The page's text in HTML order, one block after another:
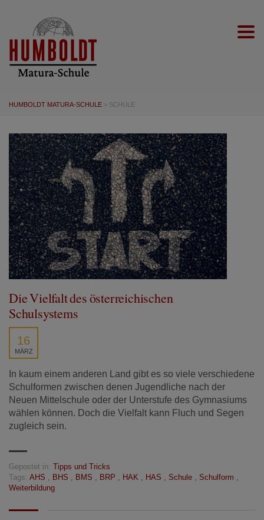
HUMBOLDT MATURA-SCHULE > SCHULE
Die Vielfalt des österreichischen
Schulsystems
16
MÄRZ
In kaum einem anderen Land gibt es so viele verschiedene
Schulformen zwischen denen Jugendliche nach der
Neuen Mittelschule oder der Unterstufe des Gymnasiums
wählen können. Doch die Vielfalt kann Fluch und Segen
zugleich sein.
Gepostet in: Tipps und Tricks
Tags: AHS BHS BMS BRP HAK HAS Schule Schulform
Weiterbildung